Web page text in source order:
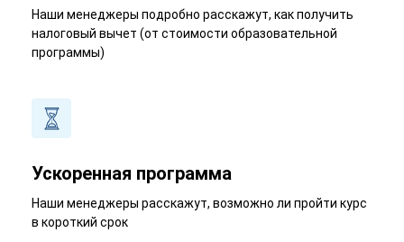
Наши менеджеры подробно расскажут, как получить
налоговый вычет (от стоимости образовательной
программы)
Ускоренная программа
Наши менеджеры расскажут, возможно ли пройти курс
в короткий срок